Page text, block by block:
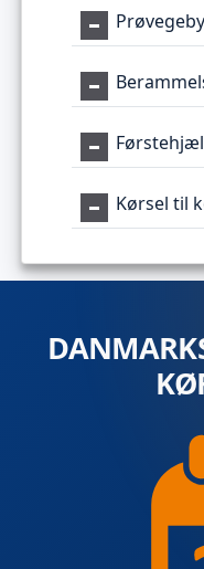
Kørsel til